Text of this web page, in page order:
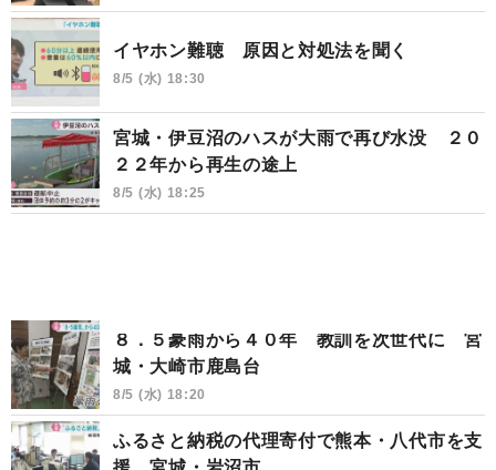
イヤホン難聴 原因と対処法を聞く
8/5 (水) 18:30
宮城・伊豆沼のハスが大雨で再び水没 ２０
２２年から再生の途上
8/5 (水) 18:25
８．５豪雨から４０年 教訓を次世代に 宮
城・大崎市鹿島台
8/5 (水) 18:20
ふるさと納税の代理寄付で熊本・八代市を支